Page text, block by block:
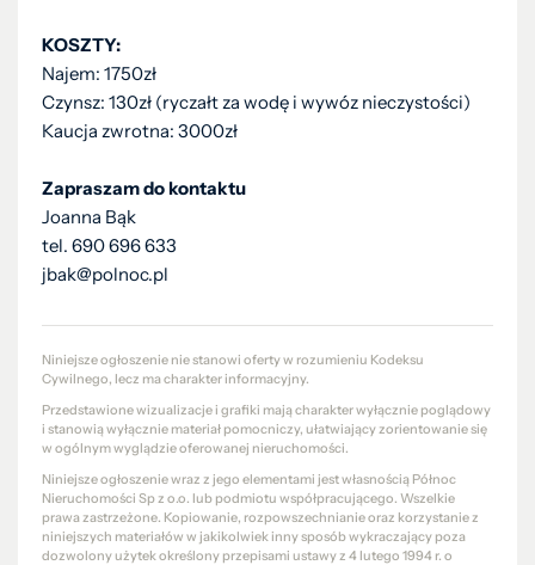
KOSZTY:
Najem: 1750zł
Czynsz: 130zł (ryczałt za wodę i wywóz nieczystości)
Kaucja zwrotna: 3000zł
Zapraszam do kontaktu
Joanna Bąk
tel. 690 696 633
jbak@polnoc.pl
Niniejsze ogłoszenie nie stanowi oferty w rozumieniu Kodeksu
Cywilnego, lecz ma charakter informacyjny.
Przedstawione wizualizacje i grafiki mają charakter wyłącznie poglądowy
i stanowią wyłącznie materiał pomocniczy, ułatwiający zorientowanie się
w ogólnym wyglądzie oferowanej nieruchomości.
Niniejsze ogłoszenie wraz z jego elementami jest własnością Północ
Nieruchomości Sp z o.o. lub podmiotu współpracującego. Wszelkie
prawa zastrzeżone. Kopiowanie, rozpowszechnianie oraz korzystanie z
niniejszych materiałów w jakikolwiek inny sposób wykraczający poza
dozwolony użytek określony przepisami ustawy z 4 lutego 1994 r. o